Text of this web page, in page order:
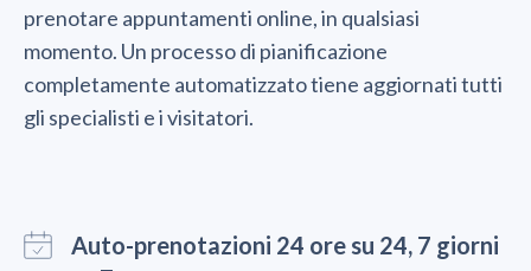
prenotare appuntamenti online, in qualsiasi
momento. Un processo di pianificazione
completamente automatizzato tiene aggiornati tutti
gli specialisti e i visitatori.
Auto-prenotazioni 24 ore su 24, 7 giorni